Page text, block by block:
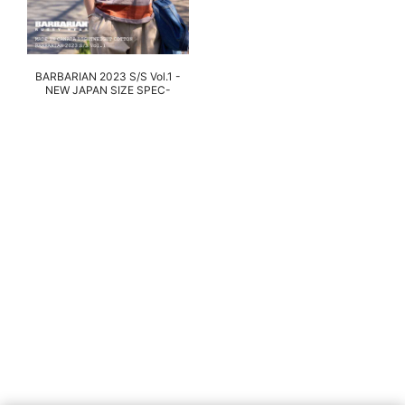
BARBARIAN 2023 S/S Vol.1 -
NEW JAPAN SIZE SPEC-